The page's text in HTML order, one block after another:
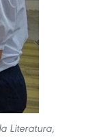
Literatura,